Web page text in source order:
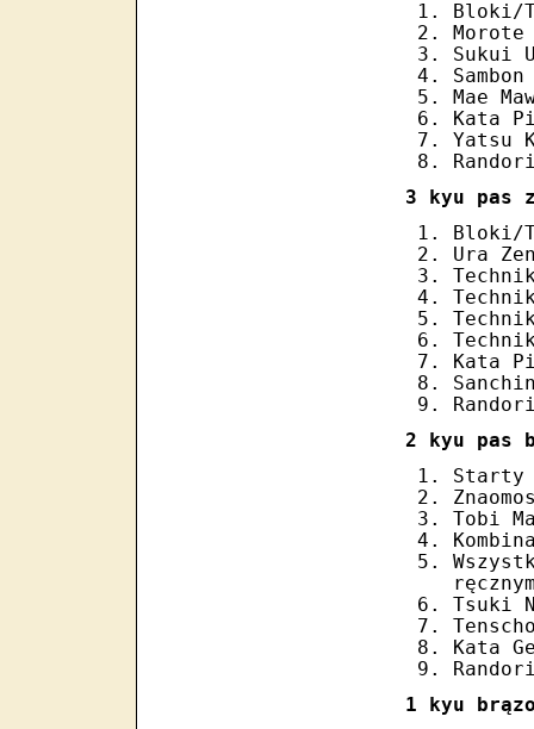
Bloki/
Sukui
Mae
Kata
Yatsu
3 kyu pas
Bloki/
Ura
Kata
2 kyu pas
Starty
Tobi
Tsuki
Kata
1 kyu